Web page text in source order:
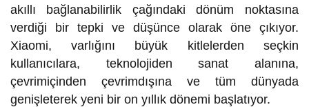
akıllı bağlanabilirlik çağındaki dönüm noktasına
verdiği bir tepki ve düşünce olarak öne çıkıyor.
Xiaomi, varlığını büyük kitlelerden seçkin
kullanıcılara, teknolojiden sanat alanına,
çevrimiçinden çevrimdışına ve tüm dünyada
genişleterek yeni bir on yıllık dönemi başlatıyor.